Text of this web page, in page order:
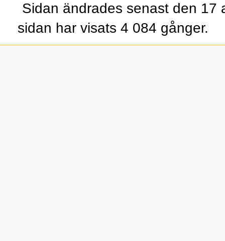
Sidan ändrades senast den 17
sidan har visats 4 084 gånger.